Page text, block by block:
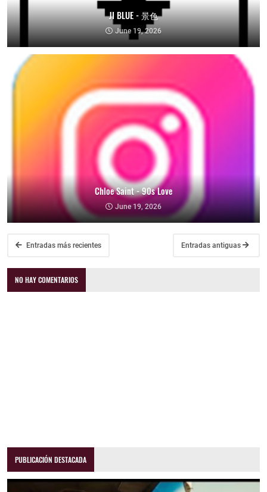
JI BLUE - 景色
June 19, 2026
Chloe Saint - 90s Love
June 19, 2026
Entradas más recientes Entradas antiguas
NO HAY COMENTARIOS
PUBLICACIÓN DESTACADA